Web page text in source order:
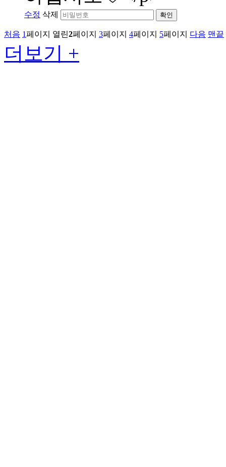
수정 삭제 확인
처음 1페이지 열린2페이지 3페이지 4페이지 5페이지 다음 맨끝
더보기 +